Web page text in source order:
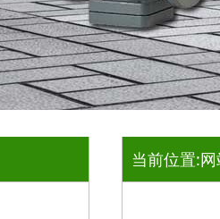
当前位置: